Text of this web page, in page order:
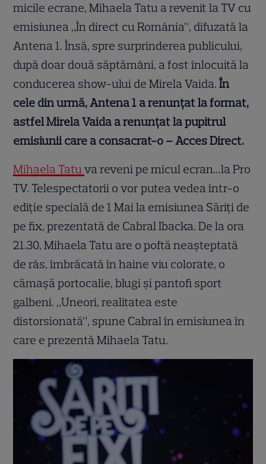
micile ecrane, Mihaela Tatu a revenit la TV cu
emisiunea „În direct cu România”, difuzată la
Antena 1. Însă, spre surprinderea publicului,
după doar două săptămâni, a fost înlocuită la
conducerea show-ului de Mirela Vaida.În
cele din urmă, Antena 1 a renunțat la format,
astfel Mirela Vaida a renunțat la pupitrul
emisiunii care a consacrat-o – Acces Direct.
Mihaela Tatuva reveni pe micul ecran…la Pro
TV. Telespectatorii o vor putea vedea într-o
ediție specială de 1 Mai la emisiunea Săriți de
pe fix, prezentată de Cabral Ibacka. De la ora
21.30, Mihaela Tatu are o poftă neașteptată
de râs, îmbrăcată în haine viu colorate, o
cămașă portocalie, blugi și pantofi sport
galbeni. „Uneori, realitatea este
distorsionată”, spune Cabral în emisiunea în
care e prezentă Mihaela Tatu.